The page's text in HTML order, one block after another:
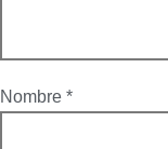
Nombre *